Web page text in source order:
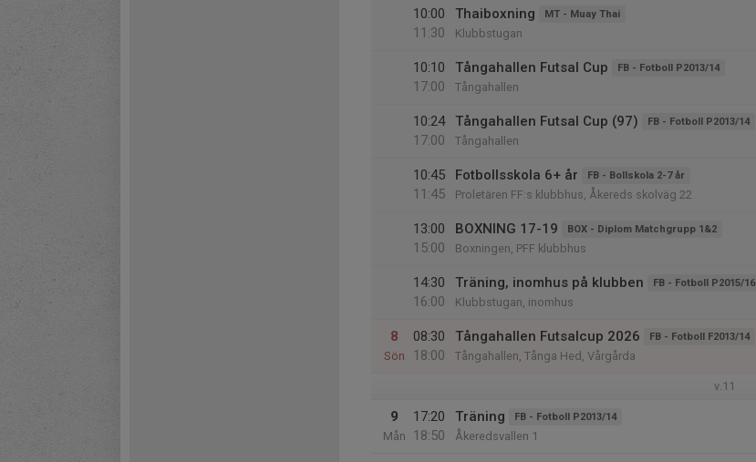
10:00
11:30
Thaiboxning MT - Muay Thai
Klubbstugan
10:10
17:00
Tångahallen Futsal Cup FB - Fotboll P2013/14
Tångahallen
10:24
17:00
Tångahallen Futsal Cup (97) FB - Fotboll P2013/14
Tångahallen
10:45
11:45
Fotbollsskola 6+ år FB - Bollskola 2-7 år
Proletären FF:s klubbhus, Åkereds skolväg 22
13:00
15:00
BOXNING 17-19 BOX - Diplom Matchgrupp 1&2
Boxningen, PFF klubbhus
14:30
16:00
Träning, inomhus på klubben FB - Fotboll P2015/16
Klubbstugan, inomhus
8
Sön
08:30
18:00
Tångahallen Futsalcup 2026 FB - Fotboll F2013/14
Tångahallen, Tånga Hed, Vårgårda
v.11
9
Mån
17:20
18:50
Träning FB - Fotboll P2013/14
Åkeredsvallen 1